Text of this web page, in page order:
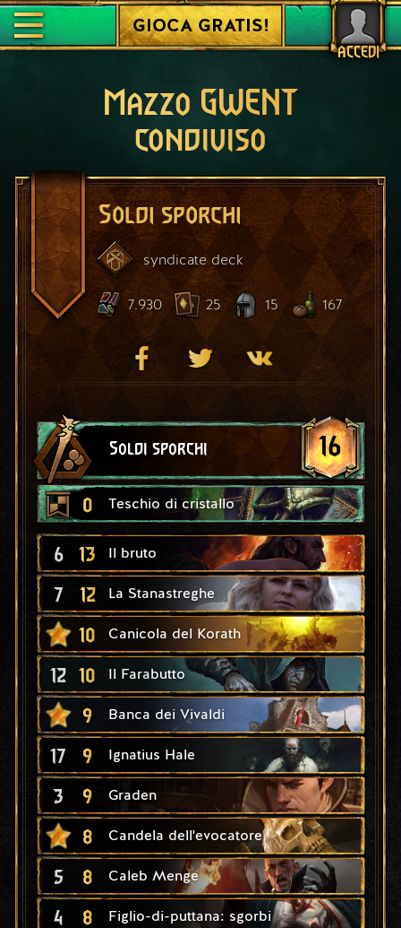
ACCEDI
GIOCA GRATIS!
Mazzo GWENT
condiviso
Soldi sporchi
syndicate deck
7.930 25 15 167
Soldi sporchi 16
0 Teschio di cristallo
6 13 Il bruto
7 12 La Stanastreghe
10 Canicola del Korath
12 10 Il Farabutto
9 Banca dei Vivaldi
17 9 Ignatius Hale
3 9 Graden
8 Candela dell'evocatore
5 8 Caleb Menge
4 8 Figlio-di-puttana: sgorbi